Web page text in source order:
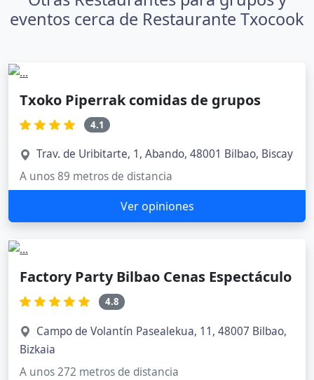
eventos cerca de Restaurante Txocook
Txoko Piperrak comidas de grupos
4.1
Trav. de Uribitarte, 1, Abando, 48001 Bilbao, Biscay
A unos 89 metros de distancia
Ver opiniones
Factory Party Bilbao Cenas Espectáculo
4.8
Campo de Volantín Pasealekua, 11, 48007 Bilbao,
Bizkaia
A unos 272 metros de distancia